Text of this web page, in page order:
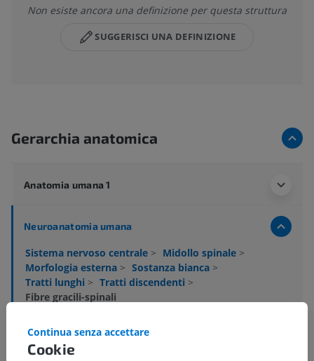
Non esiste ancora una definizione per questa struttura
SUGGERISCI UNA DEFINIZIONE
Gerarchia anatomica
Anatomia umana 1
Neuroanatomia umana
Sistema nervoso centrale > Midollo spinale >
Morfologia esterna > Sostanza bianca >
Tratti lunghi > Tratti discendenti >
Fibre gracili-spinali
Strutture sottostanti:Non sono presenti strutture
soggiacenti per questa parte anatomica
Cookie
Continua senza accettare